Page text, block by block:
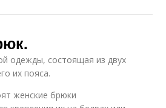
одежды, состоящая из двух
их пояса.
женские брюки